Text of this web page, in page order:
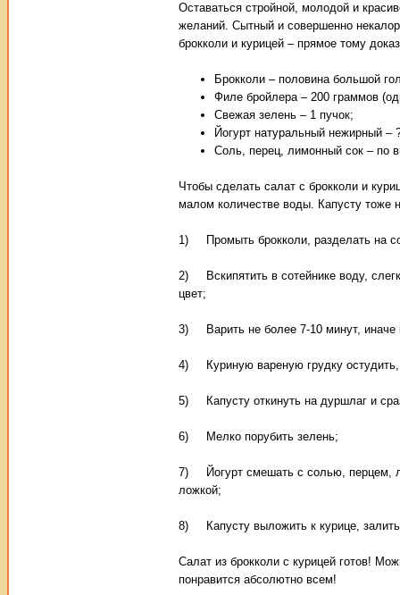
Оставаться стройной, молодой и
желаний. Сытный и совершенно
брокколи и курицей – прямое тому
Брокколи – половина большой
Филе бройлера – 200 граммов
Свежая зелень – 1 пучок;
Йогурт натуральный нежирный –
Соль, перец, лимонный сок – по
Чтобы сделать салат с брокколи и
малом количестве воды. Капусту тоже
1) Промыть брокколи, разделать на
2) Вскипятить в сотейнике воду,
цвет;
3) Варить не более 7-10 минут, иначе
4) Куриную вареную грудку остудить,
5) Капусту откинуть на дуршлаг и
6) Мелко порубить зелень;
7) Йогурт смешать с солью, перцем,
ложкой;
8) Капусту выложить к курице,
Салат из брокколи с курицей готов!
понравится абсолютно всем!